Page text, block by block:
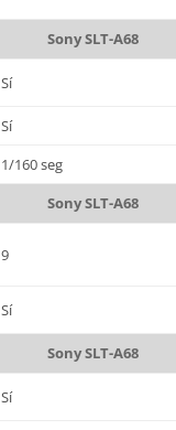
Sony SLT-A68
Sí
Sí
1/160 seg
Sony SLT-A68
9
Sí
Sony SLT-A68
Sí